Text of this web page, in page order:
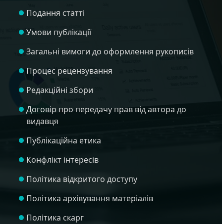
Подання статті
Умови публікації
Загальні вимоги до оформлення рукописів
Процес рецензування
Редакційні збори
Договір про передачу прав від автора до
видавця
Публікаційна етика
Конфлікт інтересів
Політика відкритого доступу
Політика архівування матеріалів
Політика скарг